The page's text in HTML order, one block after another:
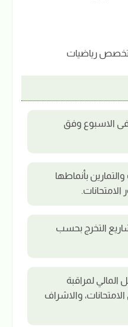
تخصص رياضيات
الاسبوع وفق
بأنماطها
التخرج بحسب
المالي لمراقبة
والاشراف